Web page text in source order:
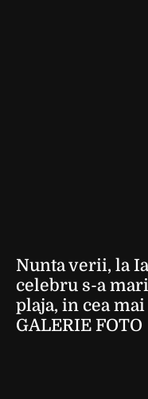
Nunta verii, la
celebru s-a
plaja, in cea
GALERIE FOTO